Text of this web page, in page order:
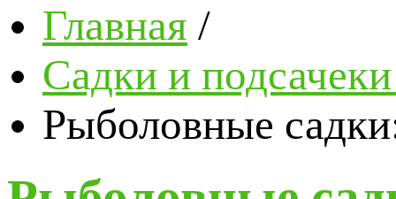
Главная /
Садки и
Рыболовные